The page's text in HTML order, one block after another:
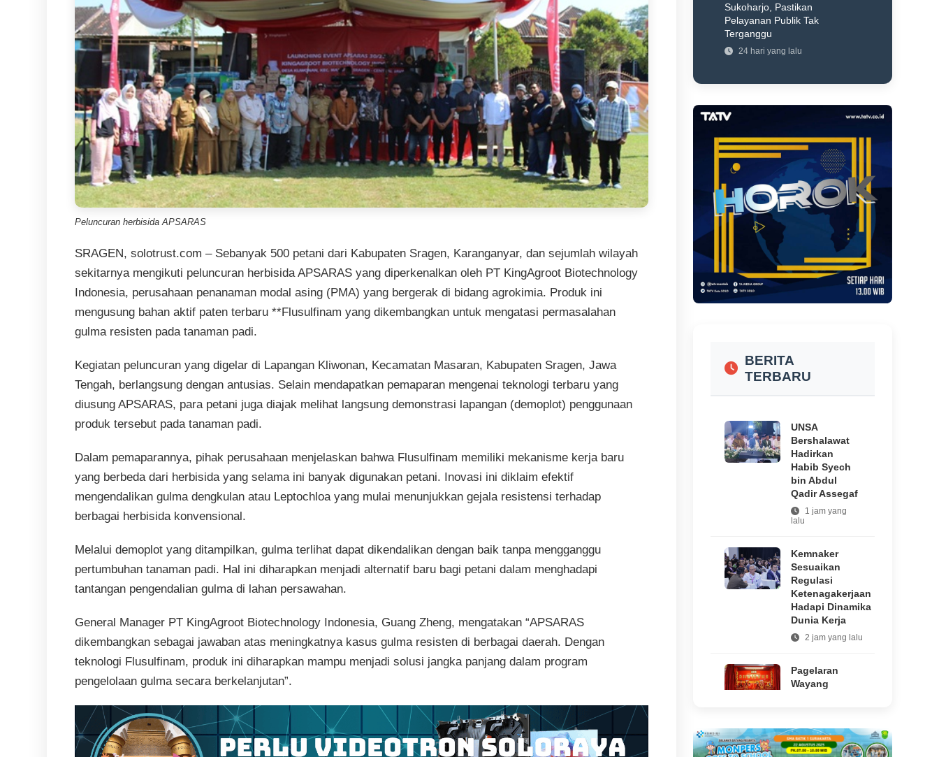
Peluncuran herbisida APSARAS
SRAGEN, solotrust.com – Sebanyak 500 petani dari Kabupaten Sragen, Karanganyar, dan sejumlah wilayah
sekitarnya mengikuti peluncuran herbisida APSARAS yang diperkenalkan oleh PT KingAgroot Biotechnology
Indonesia, perusahaan penanaman modal asing (PMA) yang bergerak di bidang agrokimia. Produk ini
mengusung bahan aktif paten terbaru **Flusulfinam yang dikembangkan untuk mengatasi permasalahan
gulma resisten pada tanaman padi.
Kegiatan peluncuran yang digelar di Lapangan Kliwonan, Kecamatan Masaran, Kabupaten Sragen, Jawa
Tengah, berlangsung dengan antusias. Selain mendapatkan pemaparan mengenai teknologi terbaru yang
diusung APSARAS, para petani juga diajak melihat langsung demonstrasi lapangan (demoplot) penggunaan
produk tersebut pada tanaman padi.
Dalam pemaparannya, pihak perusahaan menjelaskan bahwa Flusulfinam memiliki mekanisme kerja baru
yang berbeda dari herbisida yang selama ini banyak digunakan petani. Inovasi ini diklaim efektif
mengendalikan gulma dengkulan atau Leptochloa yang mulai menunjukkan gejala resistensi terhadap
berbagai herbisida konvensional.
Melalui demoplot yang ditampilkan, gulma terlihat dapat dikendalikan dengan baik tanpa mengganggu
pertumbuhan tanaman padi. Hal ini diharapkan menjadi alternatif baru bagi petani dalam menghadapi
tantangan pengendalian gulma di lahan persawahan.
General Manager PT KingAgroot Biotechnology Indonesia, Guang Zheng, mengatakan “APSARAS
dikembangkan sebagai jawaban atas meningkatnya kasus gulma resisten di berbagai daerah. Dengan
teknologi Flusulfinam, produk ini diharapkan mampu menjadi solusi jangka panjang dalam program
pengelolaan gulma secara berkelanjutan”.
Sukoharjo, Pastikan
Pelayanan Publik Tak
Terganggu
24 hari yang lalu
BERITA
TERBARU
UNSA
Bershalawat
Hadirkan
Habib Syech
bin Abdul
Qadir Assegaf
1 jam yang
lalu
Kemnaker
Sesuaikan
Regulasi
Ketenagakerjaan
Hadapi Dinamika
Dunia Kerja
2 jam yang lalu
Pagelaran
Wayang
Tien Kok Sie
Solo,